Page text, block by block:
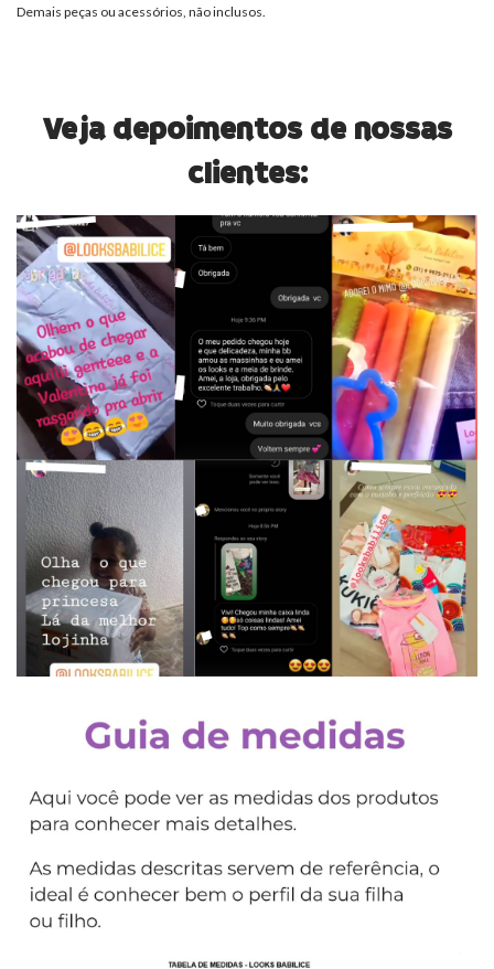
Demais peças ou acessórios, não inclusos.
Veja depoimentos de nossas
clientes: